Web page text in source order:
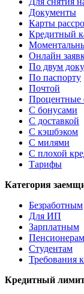
Документы
Карты
Кредитный
Онлайн
По двум
По паспорту
Почтой
Процентные
С бонусами
С доставкой
С кэшбэком
С милями
С плохой
Тарифы
Категория
Безработным
Для ИП
Зарплатным
Пенсионерам
Студентам
Требования
Кредитный